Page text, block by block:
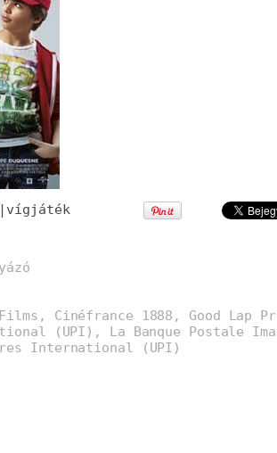
vígjáték
Cinéfrance 1888, Good Lap
(UPI), La Banque Postale
International (UPI)